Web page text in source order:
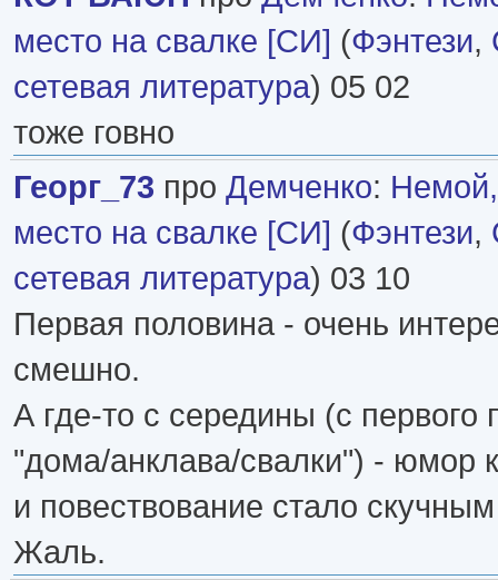
место на свалке [СИ] (Фэнтези,
сетевая литература) 05 02
тоже говно
Георг_73 про Демченко:
место на свалке [СИ] (Фэнтези,
сетевая литература) 03 10
Первая половина - очень
смешно.
А где-то с середины (с первого
"дома/анклава/свалки") - юмор
и повествование стало
Жаль.